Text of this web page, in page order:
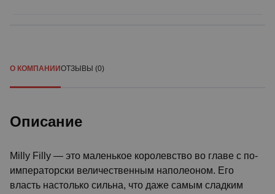
О КОМПАНИИОТЗЫВЫ (0)
Описание
Milly Filly — это маленькое королевство во главе с по-
императорски величественным наполеоном. Его
власть настолько сильна, что даже самым сладким